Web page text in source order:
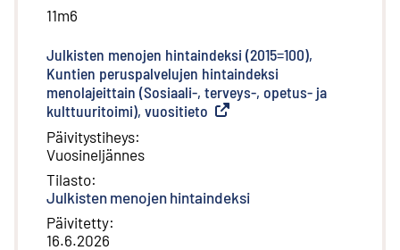
11m6
Julkisten menojen hintaindeksi (2015=100),
Kuntien peruspalvelujen hintaindeksi
menolajeittain (Sosiaali-, terveys-, opetus- ja
kulttuuritoimi), vuositieto Ulkoinen linkki
Päivitystiheys:
Vuosineljännes
Tilasto:
Julkisten menojen hintaindeksi
Päivitetty:
16.6.2026